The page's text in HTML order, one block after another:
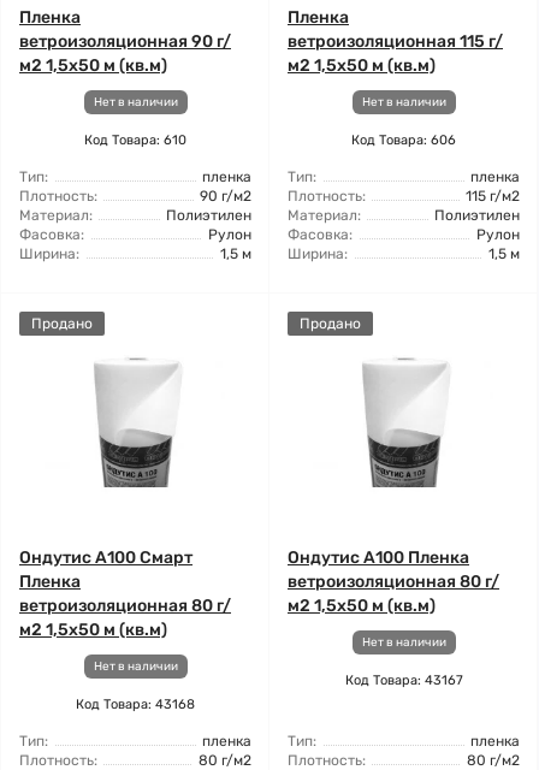
Пленка
ветроизоляционная 90 г/
м2 1,5x50 м (кв.м)
Нет в наличии
Код Товара: 610
Тип:
пленка
Плотность:
90 г/м2
Материал:
Полиэтилен
Фасовка:
Рулон
Ширина:
1,5 м
Пленка
ветроизоляционная 115 г/
м2 1,5x50 м (кв.м)
Нет в наличии
Код Товара: 606
Тип:
пленка
Плотность:
115 г/м2
Материал:
Полиэтилен
Фасовка:
Рулон
Ширина:
1,5 м
Продано
Ондутис А100 Смарт
Пленка
ветроизоляционная 80 г/
м2 1,5x50 м (кв.м)
Нет в наличии
Код Товара: 43168
Тип:
пленка
Плотность:
80 г/м2
Продано
Ондутис А100 Пленка
ветроизоляционная 80 г/
м2 1,5x50 м (кв.м)
Нет в наличии
Код Товара: 43167
Тип:
пленка
Плотность:
80 г/м2